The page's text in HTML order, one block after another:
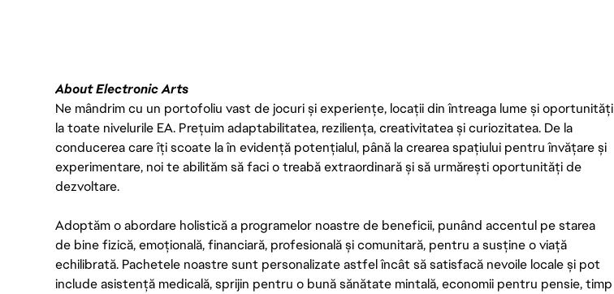
About Electronic Arts
Ne mândrim cu un portofoliu vast de jocuri și experiențe, locații din întreaga lume și oportunități
la toate nivelurile EA. Prețuim adaptabilitatea, reziliența, creativitatea și curiozitatea. De la
conducerea care îți scoate la în evidență potențialul, până la crearea spațiului pentru învățare și
experimentare, noi te abilităm să faci o treabă extraordinară și să urmărești oportunități de
dezvoltare.
Adoptăm o abordare holistică a programelor noastre de beneficii, punând accentul pe starea
de bine fizică, emoțională, financiară, profesională și comunitară, pentru a susține o viață
echilibrată. Pachetele noastre sunt personalizate astfel încât să satisfacă nevoile locale și pot
include asistență medicală, sprijin pentru o bună sănătate mintală, economii pentru pensie, timp